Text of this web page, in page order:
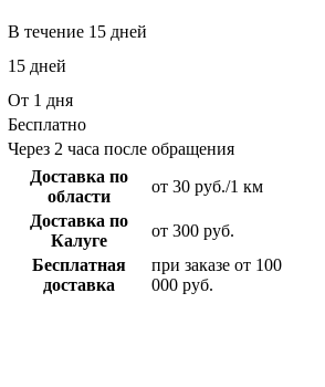
В течение 15 дней
15 дней
От 1 дня
Бесплатно
Через 2 часа после обращения
Доставка по
области
от 30 руб./1 км
Доставка по
Калуге
от 300 руб.
Бесплатная
доставка
при заказе от 100
000 руб.